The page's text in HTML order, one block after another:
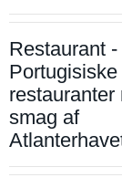
Restaurant -
Portugisiske
restauranter
smag af